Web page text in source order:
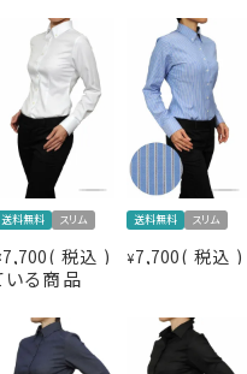
い「 黒シャツ 」
！
ュアンスにもマニッ
選ばないアイテムで
13号・3L-15号・
サイズ表8)
せんのでご了承く
送料無料 スリム
7,700 税込
送料無料 スリム
¥7,700 税込
る商品